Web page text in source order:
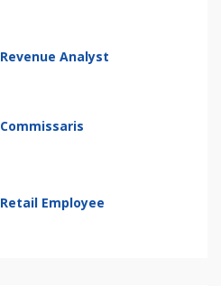
Revenue Analyst
Commissaris
Retail Employee